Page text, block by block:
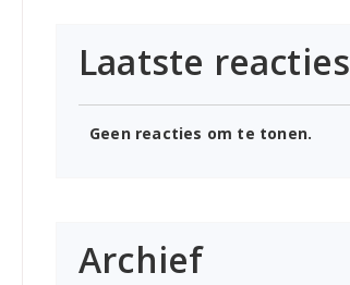
Laatste reacties
Geen reacties om te tonen.
Archief